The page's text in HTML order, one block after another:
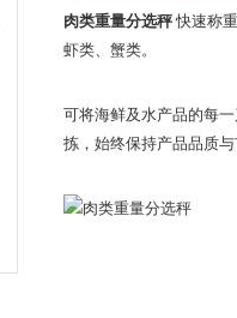
肉类重量分选秤快速称
虾类、蟹类。
可将海鲜及水产品的每
拣，始终保持产品品质